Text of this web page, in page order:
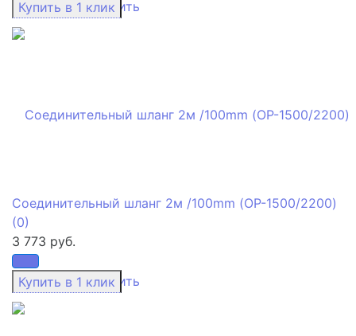
избранное сравнить
избранное сравнить
Соединительный шланг 2м /100mm (ОР-1500/2200)
(0)
3 773 руб.